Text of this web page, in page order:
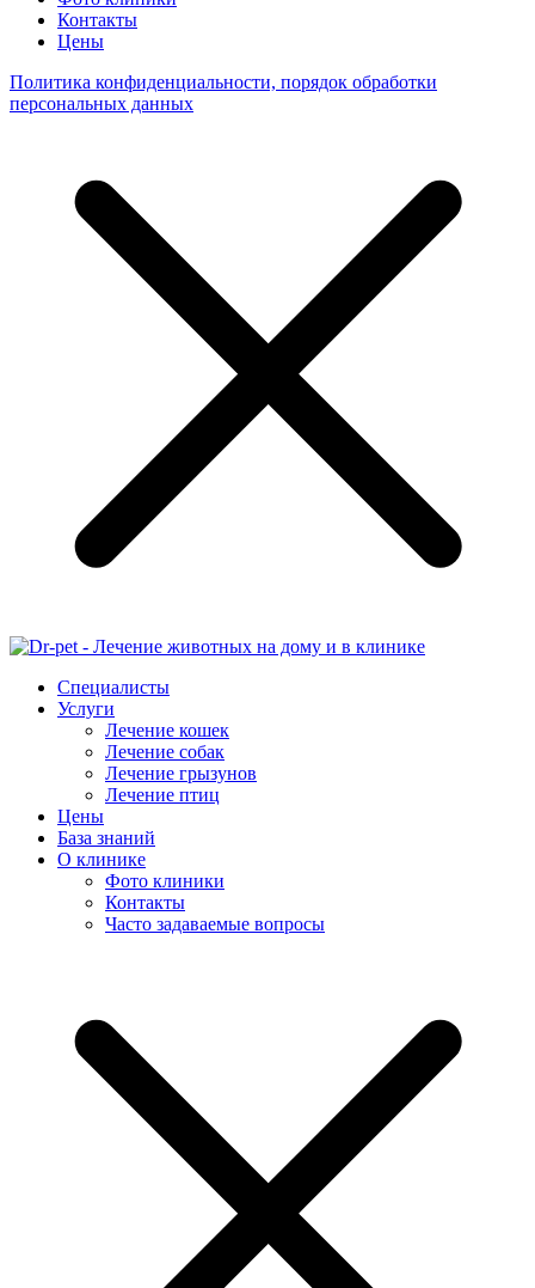
Контакты
Цены
Политика конфиденциальности, порядок обработки
персональных данных
Специалисты
Услуги
Лечение кошек
Лечение собак
Лечение грызунов
Лечение птиц
Цены
База знаний
О клинике
Фото клиники
Контакты
Часто задаваемые вопросы